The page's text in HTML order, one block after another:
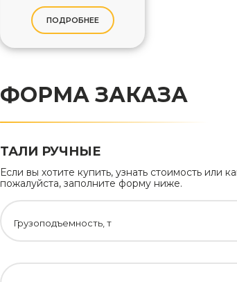
ПОДРОБНЕЕ
ФОРМА ЗАКАЗА
ТАЛИ РУЧНЫЕ
Если вы хотите купить, узнать стоимость
пожалуйста, заполните форму ниже.
Грузоподъемность, т